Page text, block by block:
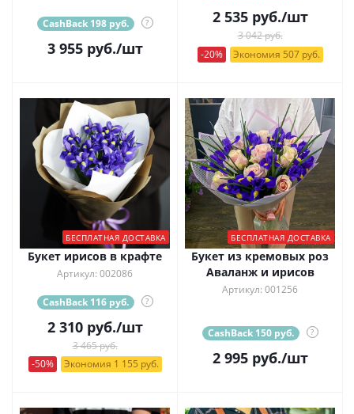
CashBack 198 руб. ?
3 955руб./шт
2 535руб./шт
3 042 руб.
-20%
Экономия 507 руб.
БЕСПЛАТНАЯ ДОСТАВКА
Букет ирисов в крафте
Артикул: 002086
CashBack 116 руб. ?
2 310руб./шт
3 465 руб.
-50%
Экономия 1 155 руб.
БЕСПЛАТНАЯ ДОСТАВКА
Букет из кремовых роз
Аваланж и ирисов
Артикул: 001256
CashBack 150 руб. ?
2 995руб./шт